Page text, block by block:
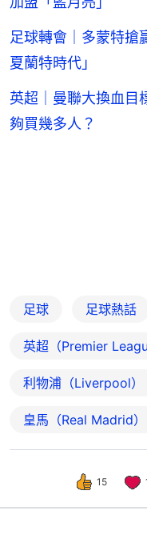
足球轉會｜多蒙特
夏蘭特時代」
英超｜曼聯大換血
夠買幾多人？
足球 足球熱話
英超（Premier
利物浦（Liverpool）
皇馬（Real Madrid）
15